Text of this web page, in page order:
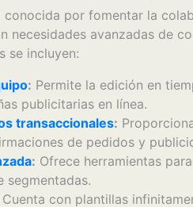
por fomentar la
necesidades avanzadas de
se incluyen:
: Permite la edición en
publicitarias en línea.
transaccionales:
de pedidos y
: Ofrece herramientas
segmentadas.
Cuenta con plantillas